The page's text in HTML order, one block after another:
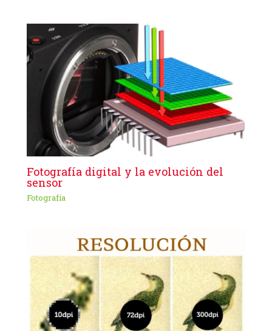
Fotografía digital y la evolución del
sensor
Fotografía